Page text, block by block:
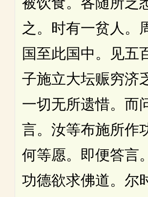
之。时有一贫人。
国至此国中。见五
子施立大坛赈穷济
一切无所遗惜。而
言。汝等布施所作
何等愿。即便答言
功德欲求佛道。尔